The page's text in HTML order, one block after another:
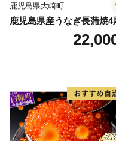
鹿児島県大崎町
鹿児島県産うなぎ長蒲焼4